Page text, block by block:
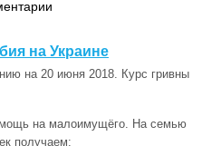
на Украине
на 20 июня 2018. Курс гривны
на малоимущёго. На семью
получаем: